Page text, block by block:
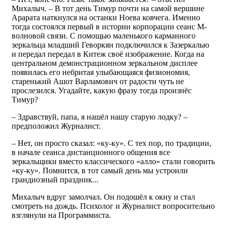
Михалыч. – В тот день Тимур почти на самой вершине
Арарата наткнулся на останки Ноева ковчега. Именно
тогда состоялся первый в истории корпорации сеанс М-
волновой связи. С помощью маленького карманного
зеркальца младший Геворкян подключился к Зазеркалью
и передал передал в Китеж своё изображение. Когда на
центральном демонстрационном зеркальном дисплее
появилась его небритая улыбающаяся физиономия,
старенький Ашот Варламович от радости чуть не
прослезился. Угадайте, какую фразу тогда произнёс
Тимур?
– Здравствуй, папа, я нашёл нашу старую лодку? –
предположил Журналист.
– Нет, он просто сказал: «ку-ку». С тех пор, по традиции,
в начале сеанса дистанционного общения все
зеркальщики вместо классического «алло» стали говорить
«ку-ку». Помнится, в тот самый день мы устроили
грандиозный праздник...
Михалыч вдруг замолчал. Он подошёл к окну и стал
смотреть на дождь. Психолог и Журналист вопросительно
взглянули на Программиста.